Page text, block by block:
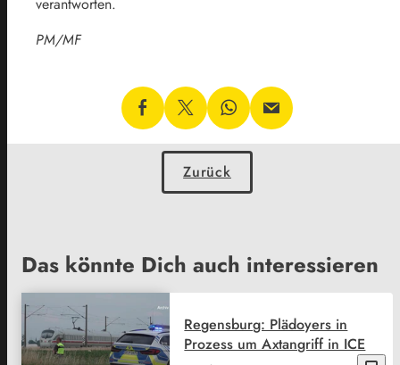
PM/MF
Zurück
Das könnte Dich auch interessieren
Regensburg: Plädoyers in
Prozess um Axtangriff in ICE